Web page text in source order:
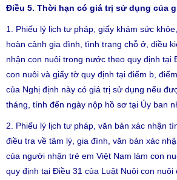
Điều 5. Thời hạn có giá trị sử dụng của
1. Phiếu lý lịch tư pháp, giấy khám sức
hoàn cảnh gia đình, tình trạng chỗ ở, điều
nhận con nuôi trong nước theo quy định tại
con nuôi và giấy tờ quy định tại điểm b,
của Nghị định này có giá trị sử dụng nếu
tháng, tính đến ngày nộp hồ sơ tại Ủy ban
2. Phiếu lý lịch tư pháp, văn bản xác nhận
điều tra về tâm lý, gia đình, văn bản xác
của người nhận trẻ em Việt Nam làm con
quy định tại Điều 31 của Luật Nuôi con nuôi